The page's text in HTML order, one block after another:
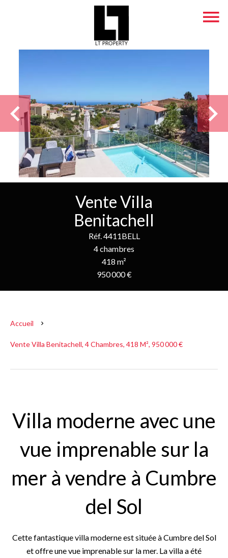
Vente Villa
Benitachell
Réf. 4411BELL
4 chambres
418 m²
950 000 €
Accueil
Vente Villa Benitachell, 4 Chambres, 418 M², 950 000 €
Villa moderne avec une
vue imprenable sur la
mer à vendre à Cumbre
del Sol
Cette fantastique villa moderne est située à Cumbre del Sol
et offre une vue imprenable sur la mer. La villa a été